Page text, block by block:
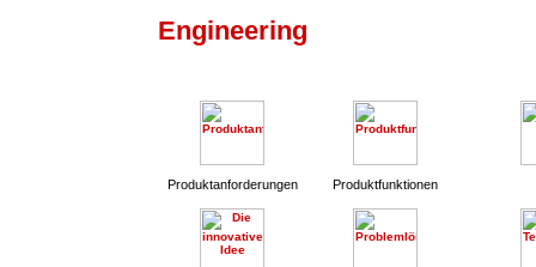
Engineering
Produktanforderungen Produktfunktionen